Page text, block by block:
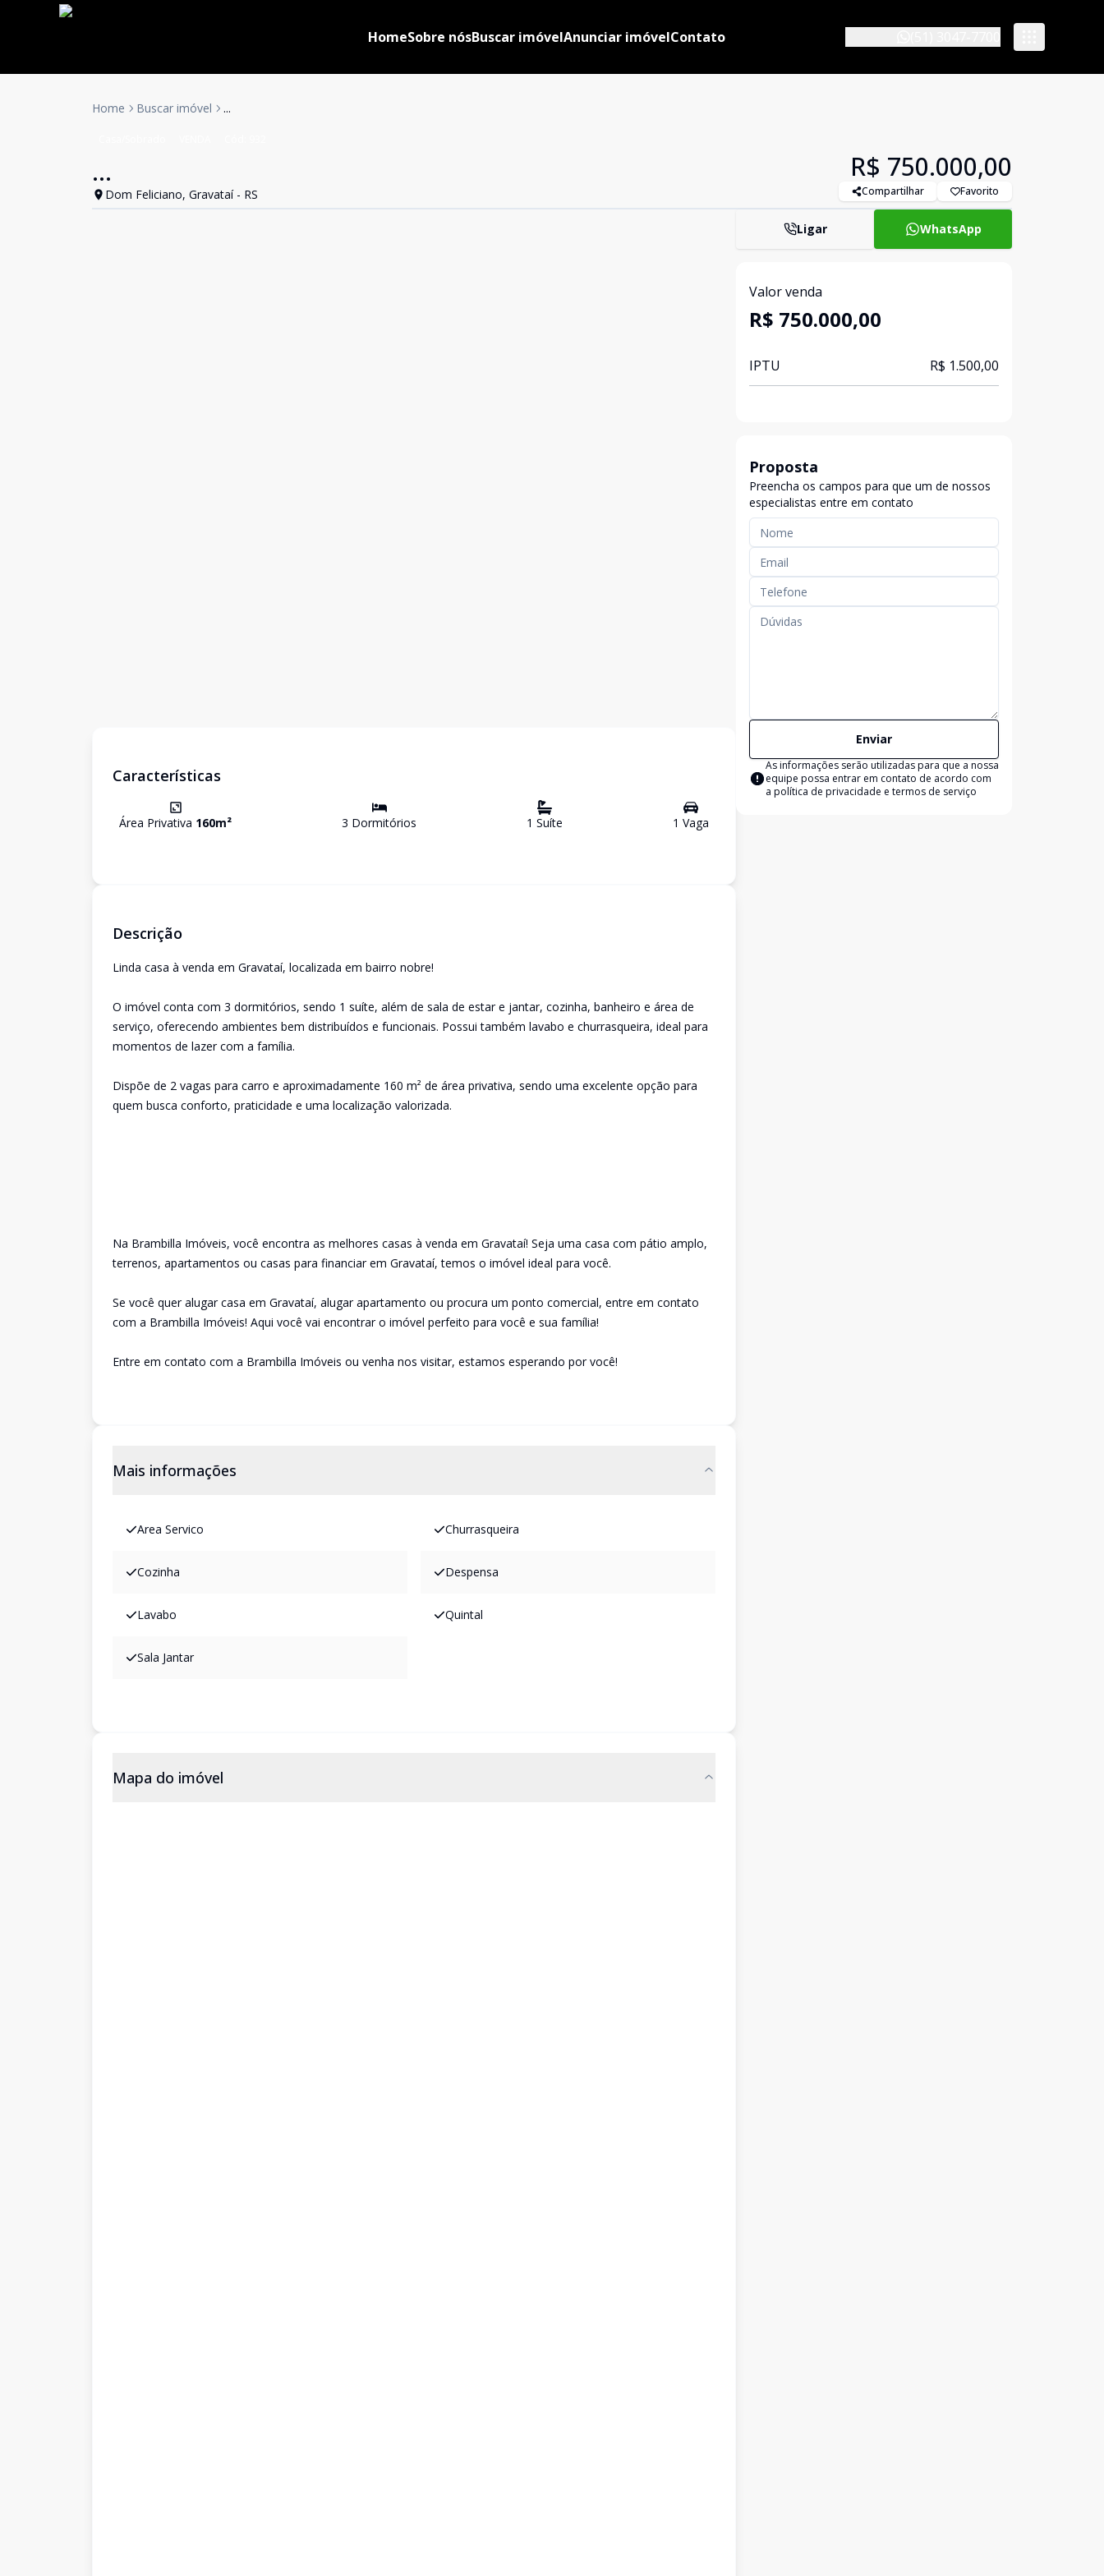
HomeSobre nósBuscar imóvelAnunciar imóvelContato
Home Buscar imóvel ...
...
Dom Feliciano, Gravataí - RS
R$ 750.000,00
Compartilhar Favorito
Características
Área Privativa 160m² 3 Dormitórios 1 Suíte 1 Vaga
Descrição
Linda casa à venda em Gravataí, localizada em bairro nobre!
O imóvel conta com 3 dormitórios, sendo 1 suíte, além de sala de estar e jantar, cozinha, banheiro e área de
serviço, oferecendo ambientes bem distribuídos e funcionais. Possui também lavabo e churrasqueira, ideal para
momentos de lazer com a família.
Dispõe de 2 vagas para carro e aproximadamente 160 m² de área privativa, sendo uma excelente opção para
quem busca conforto, praticidade e uma localização valorizada.
Na Brambilla Imóveis, você encontra as melhores casas à venda em Gravataí! Seja uma casa com pátio amplo,
terrenos, apartamentos ou casas para financiar em Gravataí, temos o imóvel ideal para você.
Se você quer alugar casa em Gravataí, alugar apartamento ou procura um ponto comercial, entre em contato
com a Brambilla Imóveis! Aqui você vai encontrar o imóvel perfeito para você e sua família!
Entre em contato com a Brambilla Imóveis ou venha nos visitar, estamos esperando por você!
Mais informações
Area Servico Churrasqueira
Cozinha Despensa
Lavabo Quintal
Sala Jantar
Mapa do imóvel
Ligar WhatsApp
Valor venda
R$ 750.000,00
IPTU R$ 1.500,00
Proposta
Preencha os campos para que um de nossos
especialistas entre em contato
Enviar
As informações serão utilizadas para que a nossa
equipe possa entrar em contato de acordo com
a política de privacidade e termos de serviço